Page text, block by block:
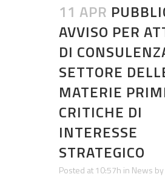
11 APR
AVVISO PER
DI
SETTORE
MATERIE
CRITICHE DI
INTERESSE
STRATEGICO
Posted at 10:57h in News by